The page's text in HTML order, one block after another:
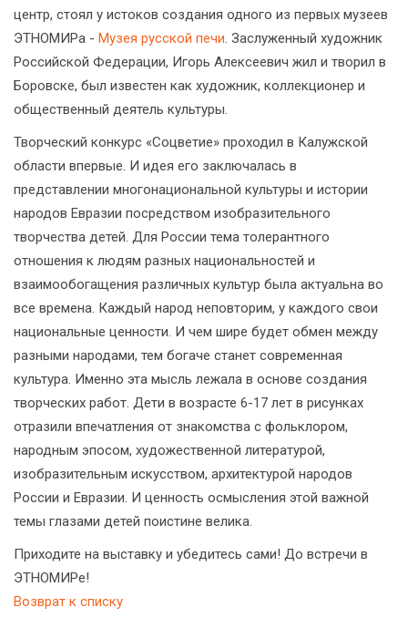
центр, стоял у истоков создания одного из первых музеев
ЭТНОМИРа - Музея русской печи. Заслуженный художник
Российской Федерации, Игорь Алексеевич жил и творил в
Боровске, был известен как художник, коллекционер и
общественный деятель культуры.
Творческий конкурс «Соцветие» проходил в Калужской
области впервые. И идея его заключалась в
представлении многонациональной культуры и истории
народов Евразии посредством изобразительного
творчества детей. Для России тема толерантного
отношения к людям разных национальностей и
взаимообогащения различных культур была актуальна во
все времена. Каждый народ неповторим, у каждого свои
национальные ценности. И чем шире будет обмен между
разными народами, тем богаче станет современная
культура. Именно эта мысль лежала в основе создания
творческих работ. Дети в возрасте 6-17 лет в рисунках
отразили впечатления от знакомства с фольклором,
народным эпосом, художественной литературой,
изобразительным искусством, архитектурой народов
России и Евразии. И ценность осмысления этой важной
темы глазами детей поистине велика.
Приходите на выставку и убедитесь сами! До встречи в
ЭТНОМИРе!
Возврат к списку